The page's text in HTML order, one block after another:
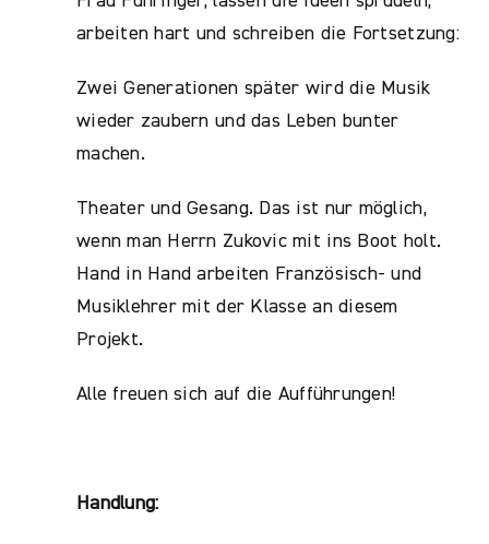
arbeiten hart und schreiben die Fortsetzung:
Zwei Generationen später wird die Musik
wieder zaubern und das Leben bunter
machen.
Theater und Gesang. Das ist nur möglich,
wenn man Herrn Zukovic mit ins Boot holt.
Hand in Hand arbeiten Französisch- und
Musiklehrer mit der Klasse an diesem
Projekt.
Alle freuen sich auf die Aufführungen!
Handlung: